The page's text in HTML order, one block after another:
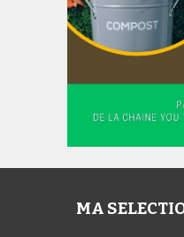
MA